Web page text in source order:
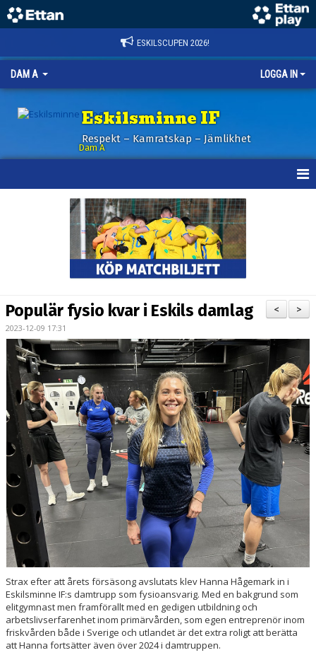
ESKILSCUPEN 2026!
DAM A LOGGA IN
Eskilsminne IF
Respekt – Kamratskap – Jämlikhet
Dam A
BILDGALLERI
DOKUMENT
KONTAKT
MATCHER
DIV. 1 SÖDRA
DAM AKADEMI - DIVISION 2
>
<
Populär fysio kvar i Eskils damlag
2023-12-09 17:31
Strax efter att årets försäsong avslutats klev Hanna Hågemark in i
Eskilsminne IF:s damtrupp som fysioansvarig. Med en bakgrund som
elitgymnast men framförallt med en gedigen utbildning och
arbetslivserfarenhet inom primärvården, som egen entreprenör inom
friskvården både i Sverige och utlandet är det extra roligt att berätta
att Hanna fortsätter även över 2024 i damtruppen.